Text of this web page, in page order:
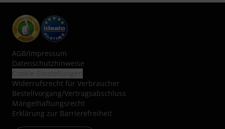
AGB/Impressum
Datenschutzhinweise
Widerrufsrecht für Verbraucher
Bestellvorgang/Vertragsabschluss
Mängelhaftungsrecht
Erklärung zur Barrierefreiheit